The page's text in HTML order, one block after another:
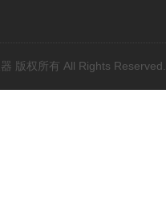
版权所有 All Rights